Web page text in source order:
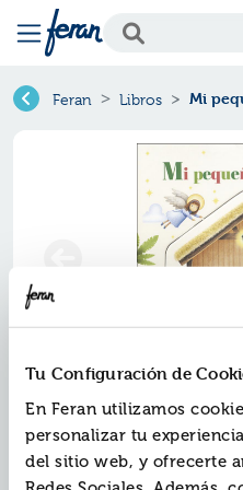
Tu Configuración de
En Feran utilizamos
personalizar tu
del sitio web, y ofrecerte
Feran Libros Mi
Mi
Ref. ZPA-8554817
9788428554817